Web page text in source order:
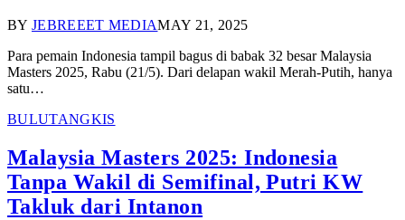
BY JEBREEET MEDIAMAY 21, 2025
Para pemain Indonesia tampil bagus di babak 32 besar Malaysia
Masters 2025, Rabu (21/5). Dari delapan wakil Merah-Putih, hanya
satu…
BULUTANGKIS
Malaysia Masters 2025: Indonesia
Tanpa Wakil di Semifinal, Putri KW
Takluk dari Intanon